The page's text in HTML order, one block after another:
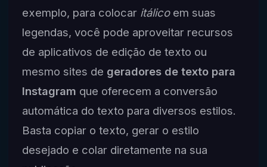
exemplo, para colocar itálicoem suas
legendas, você pode aproveitar recursos
de aplicativos de edição de texto ou
mesmo sites de geradores de texto para
Instagram que oferecem a conversão
automática do texto para diversos estilos.
Basta copiar o texto, gerar o estilo
desejado e colar diretamente na sua